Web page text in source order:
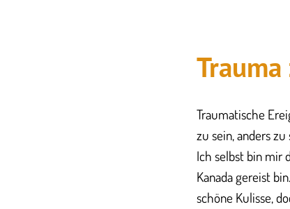
Traumatische
zu sein, anders
Ich selbst bin mir
Kanada gereist
schöne Kulisse,